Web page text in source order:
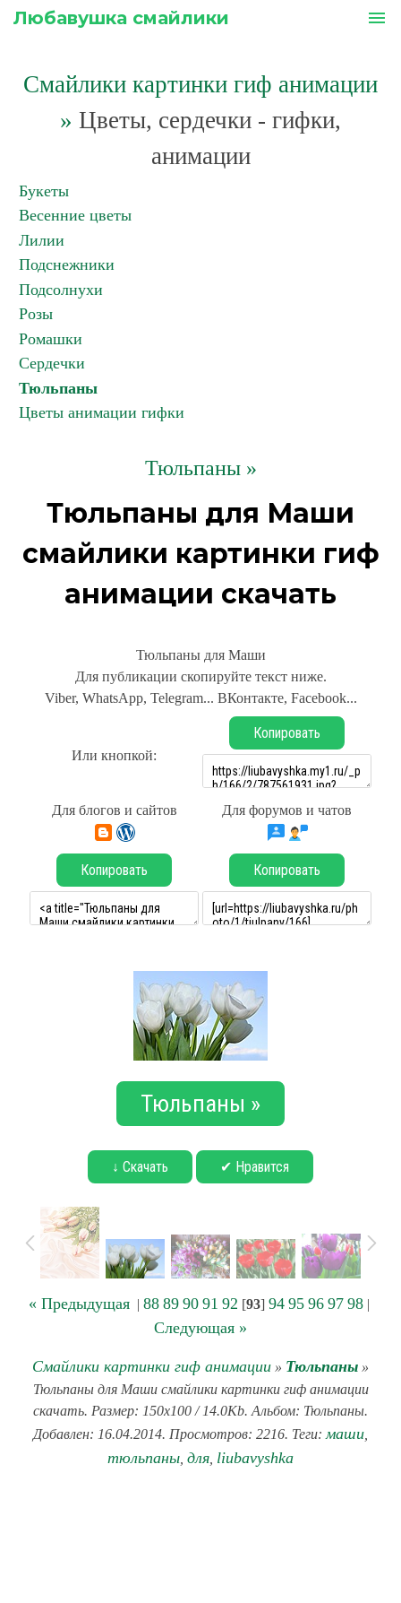
Любавушка смайлики menu
Смайлики картинки гиф анимации
» Цветы, сердечки - гифки,
анимации
Букеты
Весенние цветы
Лилии
Подснежники
Подсолнухи
Розы
Ромашки
Сердечки
Тюльпаны
Цветы анимации гифки
Тюльпаны »
Тюльпаны для Маши
смайлики картинки гиф
анимации скачать
Тюльпаны для Маши
Для публикации скопируйте текст ниже.
Viber, WhatsApp, Telegram... ВКонтакте, Facebook...
Или кнопкой:
Копировать
Для блогов и сайтов Для форумов и чатов
Копировать Копировать
Тюльпаны »
↓ Скачать ✔ Нравится
« Предыдущая| 88 89 90 91 92 [93] 94 95 96 97 98|
Следующая »
Смайлики картинки гиф анимации » Тюльпаны »
Тюльпаны для Маши смайлики картинки гиф анимации
скачать. Размер: 150x100 / 14.0Kb. Альбом: Тюльпаны.
Добавлен: 16.04.2014. Просмотров: 2216. Теги: маши
тюльпаны для liubavyshka